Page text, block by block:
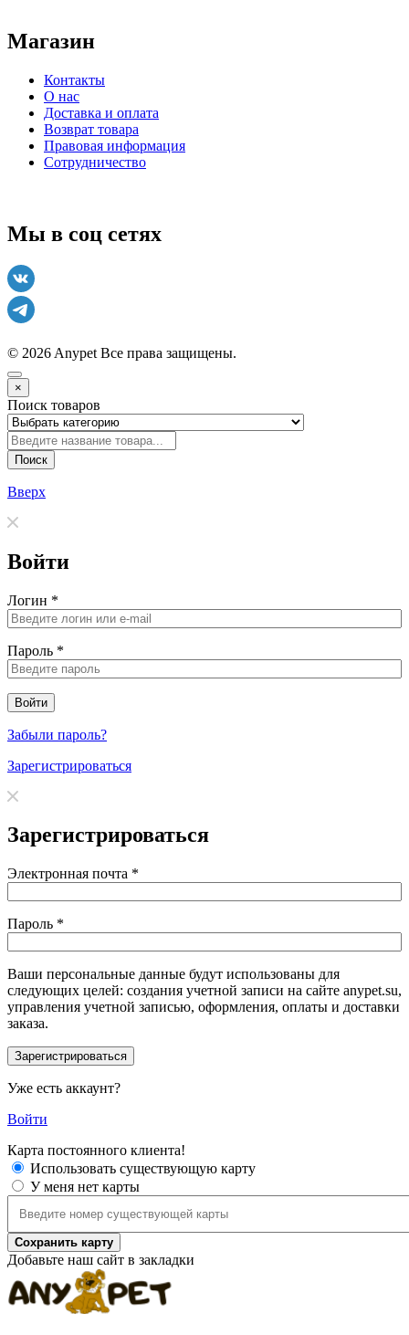
Магазин
Контакты
О нас
Доставка и оплата
Возврат товара
Правовая информация
Сотрудничество
Мы в соц сетях
© 2026 Anypet Все права защищены.
×
Поиск товаров
Поиск
Вверх
Войти
Логин *
Пароль *
Забыли пароль?
Зарегистрироваться
Зарегистрироваться
Электронная почта *
Пароль *
Ваши персональные данные будут использованы для
следующих целей: создания учетной записи на сайте anypet.su,
управления учетной записью, оформления, оплаты и доставки
заказа.
Уже есть аккаунт?
Войти
Карта постоянного клиента!
Использовать существующую карту
У меня нет карты
Сохранить карту
Добавьте наш сайт в закладки